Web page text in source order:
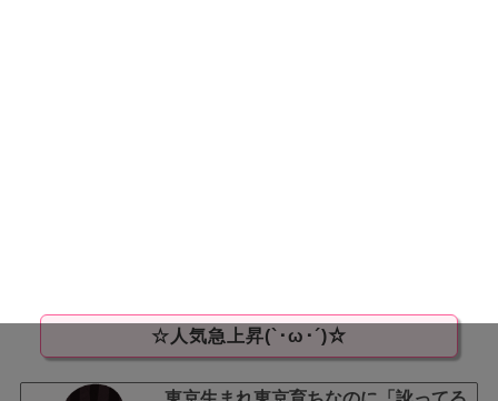
☆人気急上昇(`･ω･´)☆